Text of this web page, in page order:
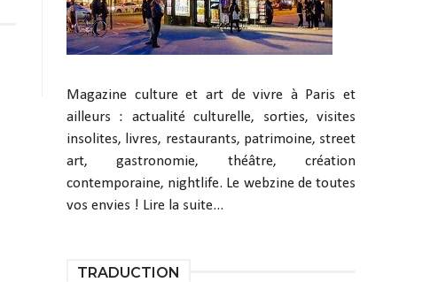
Magazine culture et art de vivre à Paris et
ailleurs : actualité culturelle, sorties, visites
insolites, livres, restaurants, patrimoine, street
art, gastronomie, théâtre, création
contemporaine, nightlife. Le webzine de toutes
vos envies ! Lire la suite...
TRADUCTION